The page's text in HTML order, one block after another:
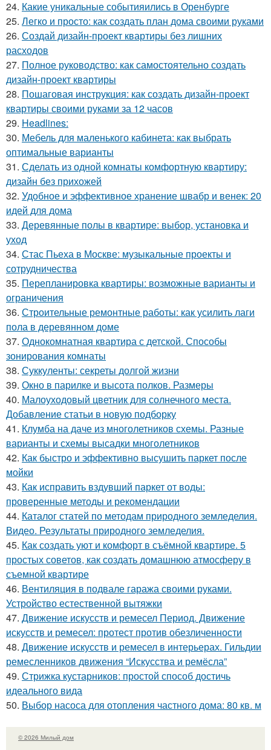
24. Какие уникальные событияились в Оренбурге
25. Легко и просто: как создать план дома своими руками
26. Создай дизайн-проект квартиры без лишних
расходов
27. Полное руководство: как самостоятельно создать
дизайн-проект квартиры
28. Пошаговая инструкция: как создать дизайн-проект
квартиры своими руками за 12 часов
29. Headlines:
30. Мебель для маленького кабинета: как выбрать
оптимальные варианты
31. Сделать из одной комнаты комфортную квартиру:
дизайн без прихожей
32. Удобное и эффективное хранение швабр и венек: 20
идей для дома
33. Деревянные полы в квартире: выбор, установка и
уход
34. Стас Пьеха в Москве: музыкальные проекты и
сотрудничества
35. Перепланировка квартиры: возможные варианты и
ограничения
36. Строительные ремонтные работы: как усилить лаги
пола в деревянном доме
37. Однокомнатная квартира с детской. Способы
зонирования комнаты
38. Суккуленты: секреты долгой жизни
39. Окно в парилке и высота полков. Размеры
40. Малоуходовый цветник для солнечного места.
Добавление статьи в новую подборку
41. Клумба на даче из многолетников схемы. Разные
варианты и схемы высадки многолетников
42. Как быстро и эффективно высушить паркет после
мойки
43. Как исправить вздувший паркет от воды:
проверенные методы и рекомендации
44. Каталог статей по методам природного земледелия.
Видео. Результаты природного земледелия.
45. Как создать уют и комфорт в съёмной квартире. 5
простых советов, как создать домашнюю атмосферу в
съемной квартире
46. Вентиляция в подвале гаража своими руками.
Устройство естественной вытяжки
47. Движение искусств и ремесел Период. Движение
искусств и ремесел: протест против обезличенности
48. Движение искусств и ремесел в интерьерах. Гильдии
ремесленников движения “Искусства и ремёсла”
49. Стрижка кустарников: простой способ достичь
идеального вида
50. Выбор насоса для отопления частного дома: 80 кв. м
© 2026 Милый дом